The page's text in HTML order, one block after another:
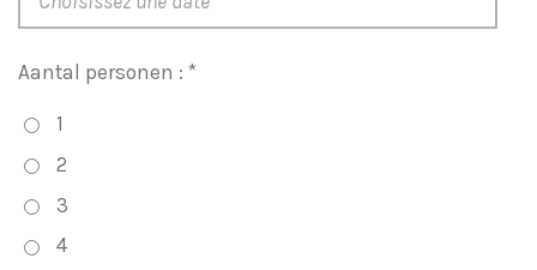
Aantal personen : *
1
2
3
4